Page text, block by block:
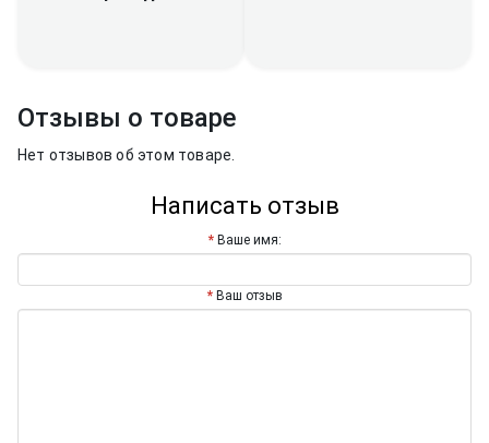
Отзывы о товаре
Нет отзывов об этом товаре.
Написать отзыв
Ваше имя:
Ваш отзыв